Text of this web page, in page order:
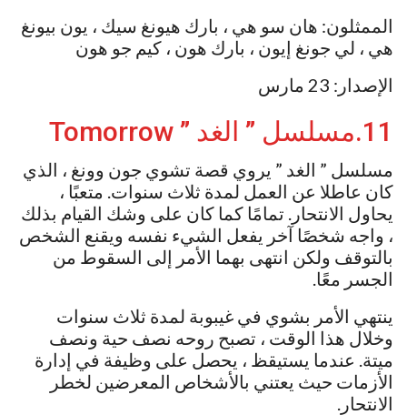
الممثلون: هان سو هي ، بارك هيونغ سيك ، يون بيونغ
هي ، لي جونغ إيون ، بارك هون ، كيم جو هون
الإصدار: 23 مارس
11.مسلسل ” الغد ” Tomorrow
مسلسل ” الغد ” يروي قصة تشوي جون وونغ ، الذي
كان عاطلا عن العمل لمدة ثلاث سنوات. متعبًا ،
يحاول الانتحار. تمامًا كما كان على وشك القيام بذلك
، واجه شخصًا آخر يفعل الشيء نفسه ويقنع الشخص
بالتوقف ولكن انتهى بهما الأمر إلى السقوط من
الجسر معًا.
ينتهي الأمر بشوي في غيبوبة لمدة ثلاث سنوات
وخلال هذا الوقت ، تصبح روحه نصف حية ونصف
ميتة. عندما يستيقظ ، يحصل على وظيفة في إدارة
الأزمات حيث يعتني بالأشخاص المعرضين لخطر
الانتحار.